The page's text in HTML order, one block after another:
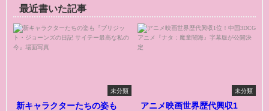
最近書いた記事
未分類
新キャラクターたちの姿も
未分類
アニメ映画世界歴代興収1